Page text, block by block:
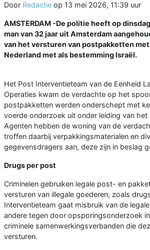
Door Redactie op 13 mei 2026, 11:39 uur
AMSTERDAM -De politie heeft op
man van 32 jaar uit Amsterdam
van het versturen van postpakketten
Nederland met als bestemming Israël.
Het Post Interventieteam van de Eenheid
Operaties kwam de verdachte op het
postpakketten werden onderschept met
voerde onderzoek uit onder leiding van het
Agenten hebben de woning van de
troffen daarbij verpakkingsmaterialen en
gegevensdragers aan, deze zijn in beslag
Drugs per post
Criminelen gebruiken legale post- en
versturen van illegale goederen, zoals
Interventieteam gaat misbruik van de
andere tegen door opsporingsonderzoek
criminele samenwerkingsverbanden die
versturen.